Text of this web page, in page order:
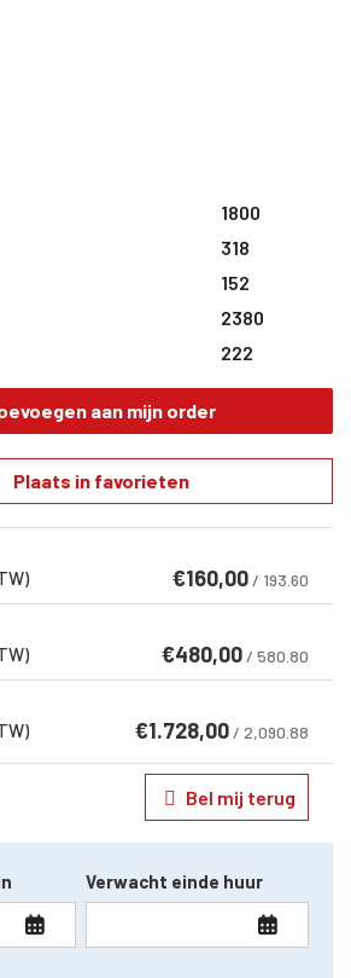
1800
318
152
2380
222
aan mijn order
Plaats in favorieten
€160,00 / 193.60
€480,00 / 580.80
€1.728,00 / 2,090.88
Bel mij terug
Verwacht einde huur